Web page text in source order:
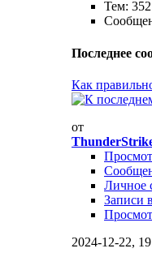
Тем: 352
Последнее
Как
от
Личное
Записи
2024-12-22,